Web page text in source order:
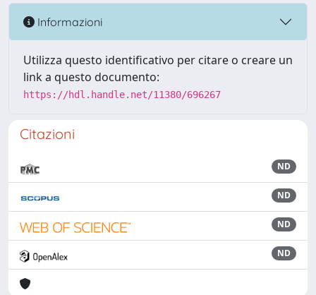
Informazioni
Utilizza questo identificativo per citare o creare un
link a questo documento:
https://hdl.handle.net/11380/696267
Citazioni
ND
ND
ND
ND